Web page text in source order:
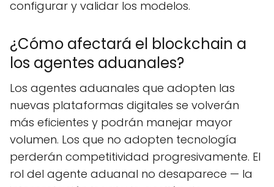
configurar y validar los modelos.
¿Cómo afectará el blockchain a
los agentes aduanales?
Los agentes aduanales que adopten las
nuevas plataformas digitales se volverán
más eficientes y podrán manejar mayor
volumen. Los que no adopten tecnología
perderán competitividad progresivamente. El
rol del agente aduanal no desaparece — la